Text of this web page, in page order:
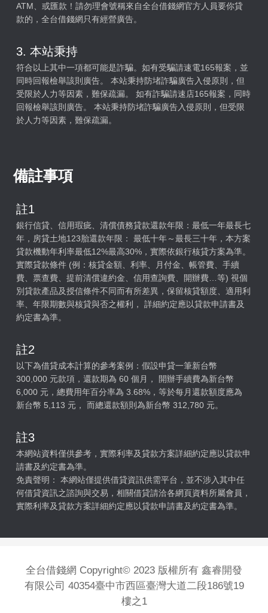
ATM、或匯款！請勿理會號稱來自全台借錢網官方人員要你貸
款的，全台借錢網只有經營廣告。
3. 本站秉持
符合以上其中一項都可能是詐騙。如有受騙請速電165報案，並
同時回報檢舉該則廣告。 本站秉持防堵詐騙廣告入侵原則，但
受限於人力等因素，難保疏漏。 如有詐騙請速店165報案，同時
回報檢舉該則廣告。 本站秉持防堵詐騙廣告入侵原則，但受限
於人力等因素，難保疏漏。
備註事項
註1
銀行信貸、信用瑕疵、清償債務貸款還款年限：最低一年最長七
年，房貸土地123胎還款年限： 最低十年～最長三十年，本方案
貸款機動年利率最低12%最高30%，實際依銀行核貸方案為準。
實際貸款條件 (例：核貸金額、利率、月付金、帳管費、手續
費、票查費、提前清償違約金、信用查詢費、開辦費…等) 視個
別貸款產品及授信條件不同而有所差異，保留核貸額度、適用利
率、年限期數與核貸與否之權利， 詳細約定應以貸款申請書及
約定書為準。
註2
以下為借貸成本計算的參考案例：假設申貸一筆新台幣
300,000 元款項，還款期為 60 個月， 開辦手續費為新台幣
6,000 元，總費用年百分率為 3.68%，等於每月還款額度應為
新台幣 5,113 元， 而總還款額則為新台幣 312,780 元。
註3
本網站資料僅供參考，實際利率及貸款方案詳細約定應以貸款申
請書及約定書為準。
免責聲明： 本網站僅提供借貸資訊供需平台，並不涉入其中任
何借貸資訊之諮詢與交易，相關借貸請洽各網頁資料所屬會員，
實際利率及貸款方案詳細約定應以貸款申請書及約定書為準。
全台借錢網 Copyright© 2023 版權所有 鑫睿開發
有限公司 40354臺中市西區臺灣大道二段186號19
樓之1